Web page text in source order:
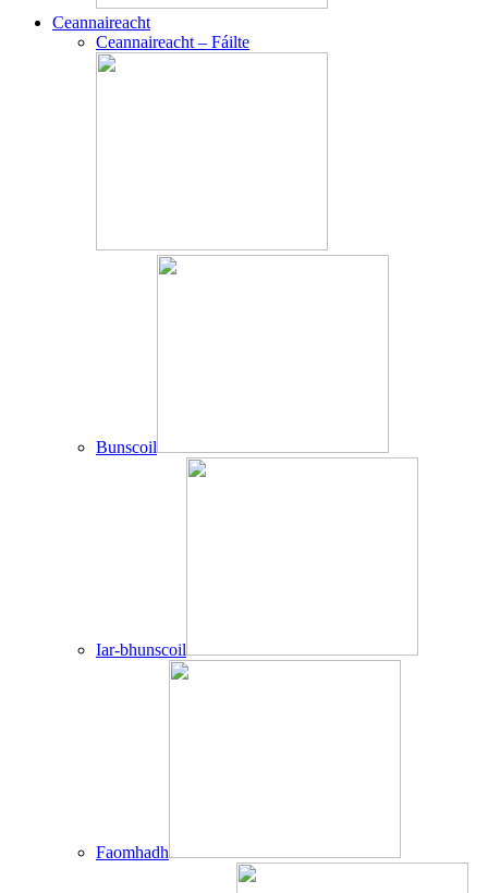
Ceannaireacht
Ceannaireacht – Fáilte
Bunscoil
Iar-bhunscoil
Faomhadh